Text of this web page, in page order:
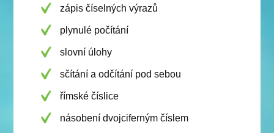
zápis číselných výrazů
plynulé počítání
slovní úlohy
sčítání a odčítání pod sebou
římské číslice
násobení dvojciferným číslem